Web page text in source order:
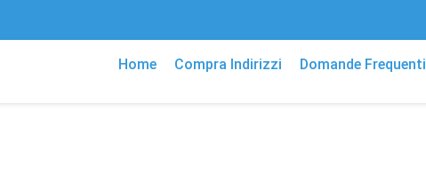
Home Compra Indirizzi Domande Frequenti